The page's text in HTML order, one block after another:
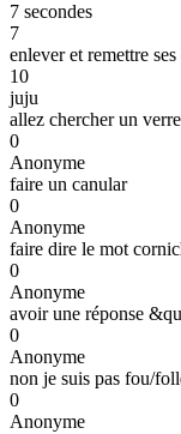
7 secondes
7
enlever et remettre ses
10
juju
allez chercher un
0
Anonyme
faire un canular
0
Anonyme
faire dire le mot
0
Anonyme
avoir une réponse
0
Anonyme
non je suis pas fou/
0
Anonyme